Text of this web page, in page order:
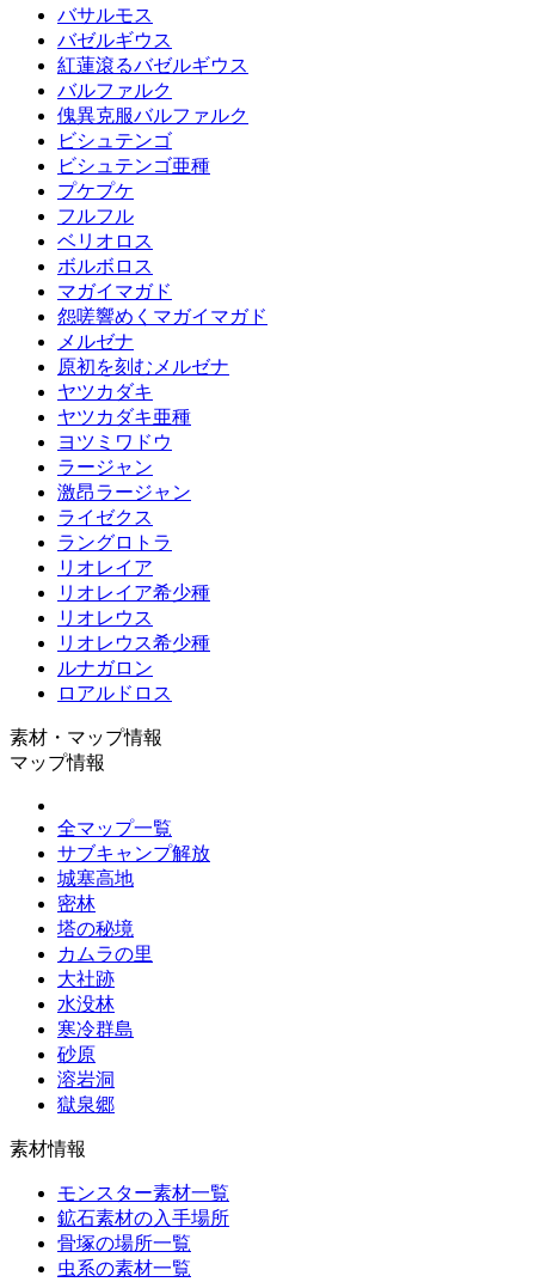
バサルモス
バゼルギウス
紅蓮滾るバゼルギウス
バルファルク
傀異克服バルファルク
ビシュテンゴ
ビシュテンゴ亜種
プケプケ
フルフル
ベリオロス
ボルボロス
マガイマガド
怨嗟響めくマガイマガド
メルゼナ
原初を刻むメルゼナ
ヤツカダキ
ヤツカダキ亜種
ヨツミワドウ
ラージャン
激昂ラージャン
ライゼクス
ラングロトラ
リオレイア
リオレイア希少種
リオレウス
リオレウス希少種
ルナガロン
ロアルドロス
素材・マップ情報
マップ情報
全マップ一覧
サブキャンプ解放
城塞高地
密林
塔の秘境
カムラの里
大社跡
水没林
寒冷群島
砂原
溶岩洞
獄泉郷
素材情報
モンスター素材一覧
鉱石素材の入手場所
骨塚の場所一覧
虫系の素材一覧